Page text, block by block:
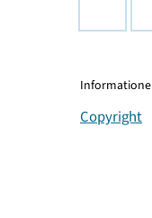
Copyright